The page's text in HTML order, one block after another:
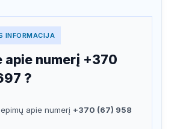
INFORMACIJA
apie numerį +370
?
apie numerį +370 (67) 958